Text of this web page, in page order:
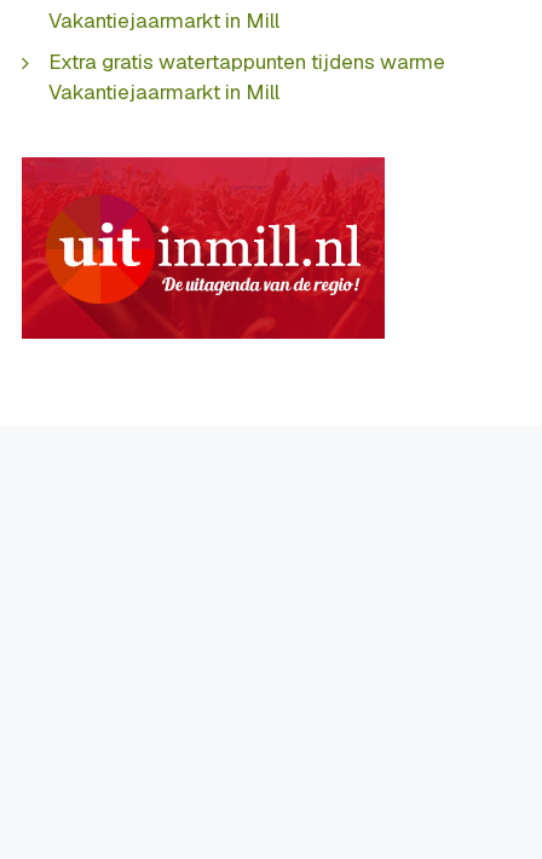
Vakantiejaarmarkt in Mill
Extra gratis watertappunten tijdens warme
Vakantiejaarmarkt in Mill